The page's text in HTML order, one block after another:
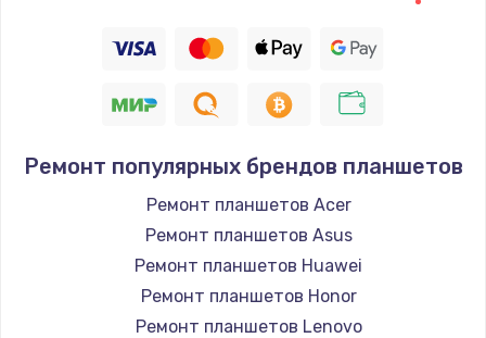
Настройка BIOS
Заказать
Ремонт подсветки
1150 руб.
Заказать
1320 руб.
Ремонт популярных брендов планшетов
Ремонт планшетов Acer
Ремонт планшетов Asus
Ремонт планшетов Huawei
Ремонт планшетов Honor
Ремонт планшетов Lenovo